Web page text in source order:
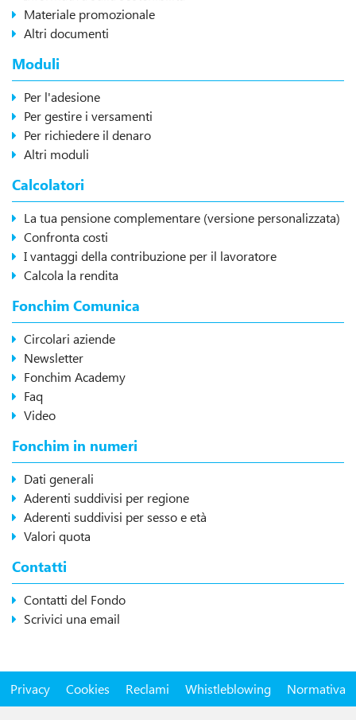
Materiale promozionale
Altri documenti
Moduli
Per l'adesione
Per gestire i versamenti
Per richiedere il denaro
Altri moduli
Calcolatori
La tua pensione complementare (versione personalizzata)
Confronta costi
I vantaggi della contribuzione per il lavoratore
Calcola la rendita
Fonchim Comunica
Circolari aziende
Newsletter
Fonchim Academy
Faq
Video
Fonchim in numeri
Dati generali
Aderenti suddivisi per regione
Aderenti suddivisi per sesso e età
Valori quota
Contatti
Contatti del Fondo
Scrivici una email
Privacy Cookies Reclami Whistleblowing Normativa